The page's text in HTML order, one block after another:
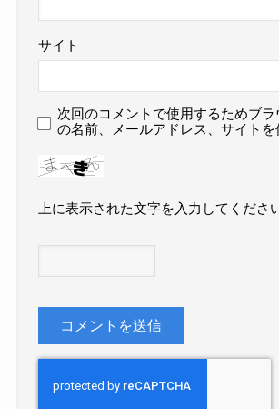
サイト
次回のコメントで使用するためブ
の名前、メールアドレス、サイトを
上に表示された文字を入力してくださ